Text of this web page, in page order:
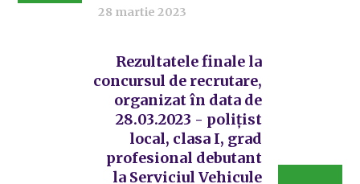
28 martie 2023
Rezultatele finale la
concursul de recrutare,
organizat în data de
28.03.2023 - polițist
local, clasa I, grad
profesional debutant
la Serviciul Vehicule